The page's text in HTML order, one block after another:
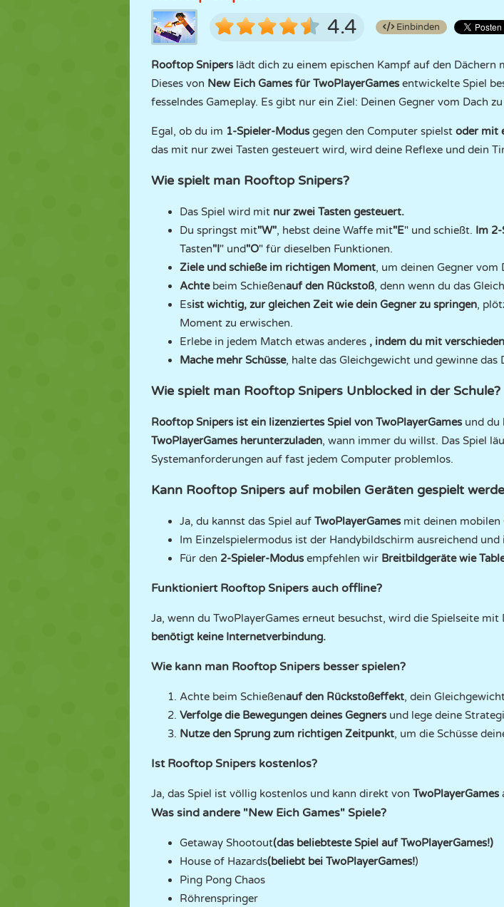
4.4 Einbinden
Rooftop Sniperslädt dich zu einem epischen Kampf auf den Dächern
Dieses von New Eich Games für TwoPlayerGamesentwickelte Spiel
fesselndes Gameplay. Es gibt nur ein Ziel: Deinen Gegner vom Dach
Egal, ob du im 1-Spieler-Modusgegen den Computer spielst oder mit
das mit nur zwei Tasten gesteuert wird, wird deine Reflexe und dein
Wie spielt man Rooftop Snipers?
Das Spiel wird mit nur zwei Tasten gesteuert.
Du springst mit"W", hebst deine Waffe mit"E" und schießt. Im
Tasten"I" und"O" für dieselben Funktionen.
Ziele und schieße im richtigen Moment, um deinen Gegner vom
Achtebeim Schießenauf den Rückstoß, denn wenn du das
Esist wichtig, zur gleichen Zeit wie dein Gegner zu springen,
Moment zu erwischen.
Erlebe in jedem Match etwas anderes , indem du mit
Mache mehr Schüsse, halte das Gleichgewicht und gewinne
Wie spielt man Rooftop Snipers Unblocked in der Schule?
Rooftop Snipers ist ein lizenziertes Spiel von TwoPlayerGames und du
TwoPlayerGames herunterzuladen, wann immer du willst. Das Spiel
Systemanforderungen auf fast jedem Computer problemlos.
Kann Rooftop Snipers auf mobilen Geräten gespielt
Ja, du kannst das Spiel auf TwoPlayerGamesmit deinen mobilen
Im Einzelspielermodus ist der Handybildschirm ausreichend und
Für den 2-Spieler-Modusempfehlen wir Breitbildgeräte wie
Funktioniert Rooftop Snipers auch offline?
Ja, wenn du TwoPlayerGames erneut besuchst, wird die Spielseite mit
benötigt keine Internetverbindung.
Wie kann man Rooftop Snipers besser spielen?
Achte beim Schießenauf den Rückstoßeffekt, dein
Verfolge die Bewegungen deines Gegnersund lege deine
Nutze den Sprung zum richtigen Zeitpunkt, um die Schüsse
Ist Rooftop Snipers kostenlos?
Ja, das Spiel ist völlig kostenlos und kann direkt von TwoPlayerGames
Was sind andere "New Eich Games" Spiele?
Getaway Shootout(das beliebteste Spiel auf TwoPlayerGames!)
House of Hazards(beliebt bei TwoPlayerGames!)
Ping Pong Chaos
Röhrenspringer